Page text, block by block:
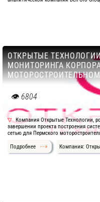
ОТКРЫТЫЕ
МОНИТОРИНГА
6804
Компания Открытые Технологии,
завершении проекта построения
сетью для Пермского
Подробнее Компания: